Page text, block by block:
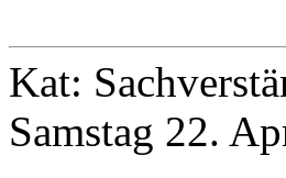
Kat:
Samstag 22.